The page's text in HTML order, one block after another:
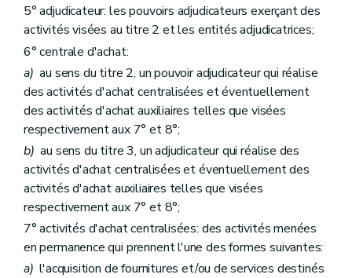
Section 3 Choix des participants et attribution des marchés
Sous-section 1re
Principes généraux
Art. 147
Sous-section 2
Art. 148
Art. 149
Art. 150
Art. 151
Art. 152
Sous-section 3 Attribution du marché
Art. 153
Section 4 Offres contenant des produits originaires des pays tiers et relations avec ceux-ci
Art. 154
Art. 155
Chapitre 5 Exécution du marché
Art. 157
Chapitre 6 Services sociaux et autres services spécifiques
5° adjudicateur: les pouvoirs adjudicateurs exerçant des
activités visées au titre 2 et les entités adjudicatrices;
6° centrale d'achat:
a) au sens du titre 2, un pouvoir adjudicateur qui réalise
des activités d'achat centralisées et éventuellement
des activités d'achat auxiliaires telles que visées
respectivement aux 7° et 8°;
b) au sens du titre 3, un adjudicateur qui réalise des
activités d'achat centralisées et éventuellement des
activités d'achat auxiliaires telles que visées
respectivement aux 7° et 8°;
7° activités d'achat centralisées: des activités menées
en permanence qui prennent l'une des formes suivantes:
a) l'acquisition de fournitures et/ou de services destinés